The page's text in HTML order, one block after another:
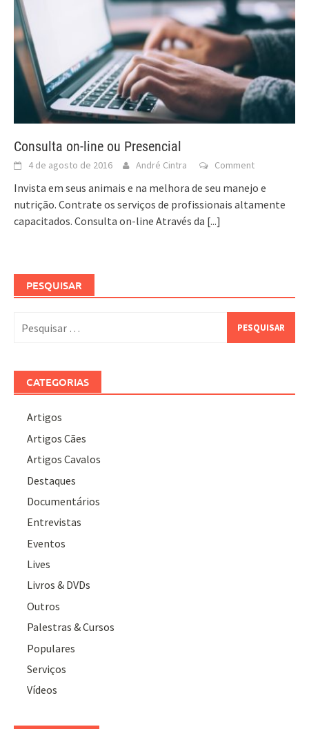
Consulta on-line ou Presencial
4 de agosto de 2016 André Cintra Comment
Invista em seus animais e na melhora de seu manejo e
nutrição. Contrate os serviços de profissionais altamente
capacitados. Consulta on-line Através da [...]
PESQUISAR
por:
CATEGORIAS
Artigos
Artigos Cães
Artigos Cavalos
Destaques
Documentários
Entrevistas
Eventos
Lives
Livros & DVDs
Outros
Palestras & Cursos
Populares
Serviços
Vídeos